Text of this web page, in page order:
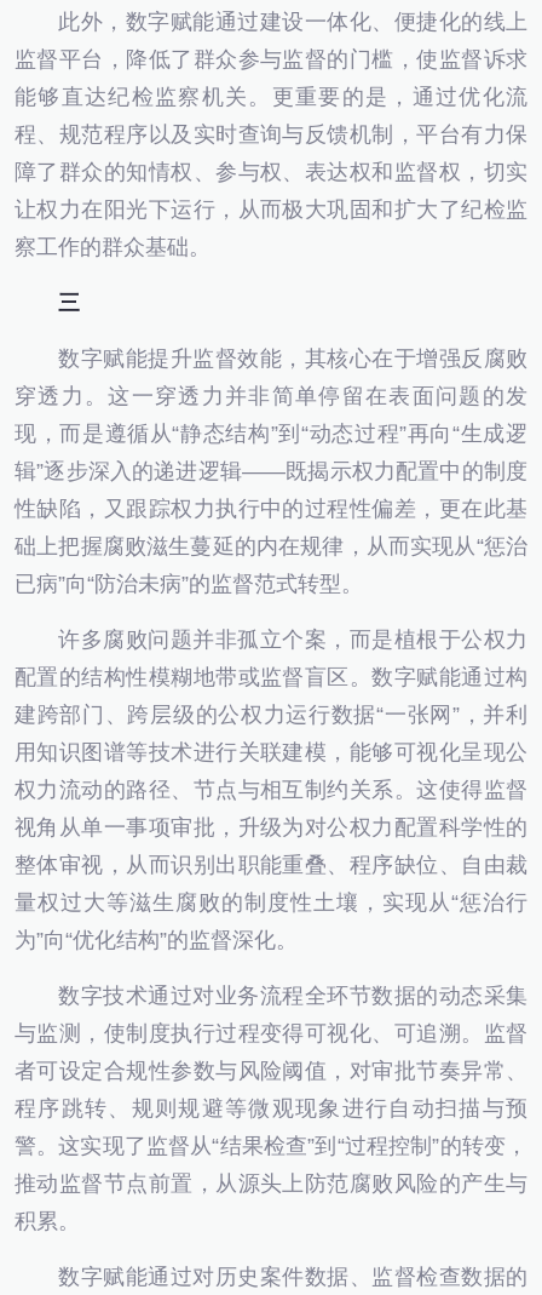
此外，数字赋能通过建设一体化、便捷化的线上
监督平台，降低了群众参与监督的门槛，使监督诉求
能够直达纪检监察机关。更重要的是，通过优化流
程、规范程序以及实时查询与反馈机制，平台有力保
障了群众的知情权、参与权、表达权和监督权，切实
让权力在阳光下运行，从而极大巩固和扩大了纪检监
察工作的群众基础。
三
数字赋能提升监督效能，其核心在于增强反腐败
穿透力。这一穿透力并非简单停留在表面问题的发
现，而是遵循从“静态结构”到“动态过程”再向“生成逻
辑”逐步深入的递进逻辑——既揭示权力配置中的制度
性缺陷，又跟踪权力执行中的过程性偏差，更在此基
础上把握腐败滋生蔓延的内在规律，从而实现从“惩治
已病”向“防治未病”的监督范式转型。
许多腐败问题并非孤立个案，而是植根于公权力
配置的结构性模糊地带或监督盲区。数字赋能通过构
建跨部门、跨层级的公权力运行数据“一张网”，并利
用知识图谱等技术进行关联建模，能够可视化呈现公
权力流动的路径、节点与相互制约关系。这使得监督
视角从单一事项审批，升级为对公权力配置科学性的
整体审视，从而识别出职能重叠、程序缺位、自由裁
量权过大等滋生腐败的制度性土壤，实现从“惩治行
为”向“优化结构”的监督深化。
数字技术通过对业务流程全环节数据的动态采集
与监测，使制度执行过程变得可视化、可追溯。监督
者可设定合规性参数与风险阈值，对审批节奏异常、
程序跳转、规则规避等微观现象进行自动扫描与预
警。这实现了监督从“结果检查”到“过程控制”的转变，
推动监督节点前置，从源头上防范腐败风险的产生与
积累。
数字赋能通过对历史案件数据、监督检查数据的